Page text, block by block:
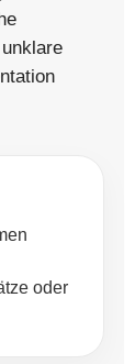
oder